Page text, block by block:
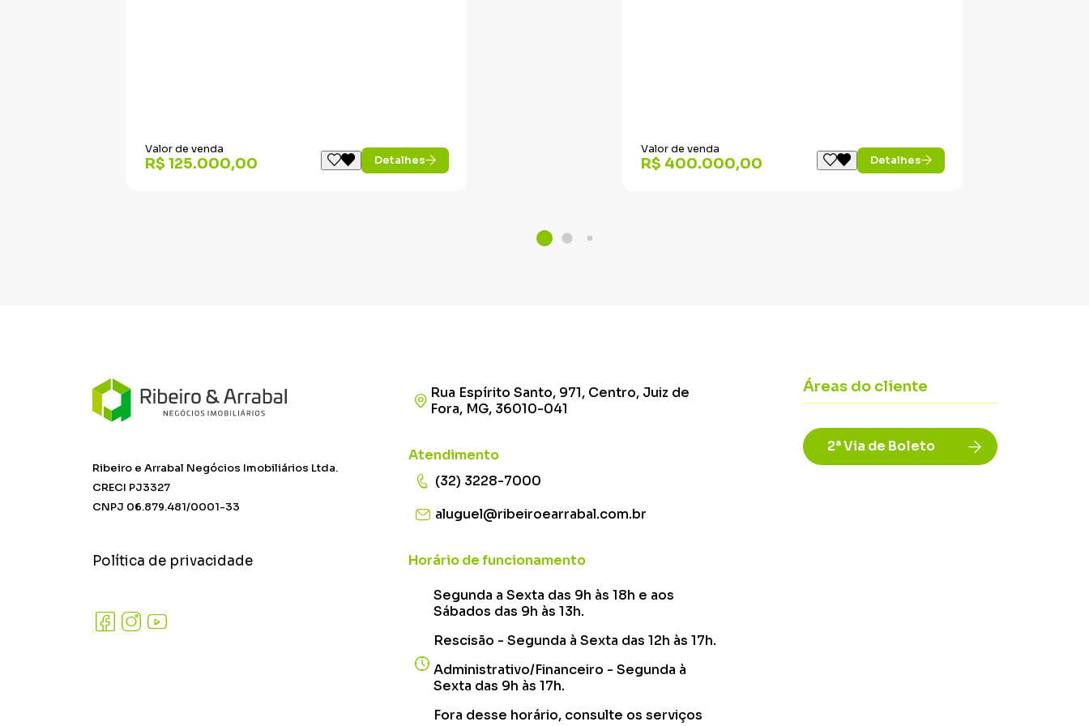
Valor de venda
R$ 125.000,00 Detalhes
Valor de venda
R$ 400.000,00 Detalhes
Ribeiro e Arrabal Negócios Imobiliários Ltda.
CRECI PJ3327
CNPJ 06.879.481/0001-33
Política de privacidade
Rua Espírito Santo, 971, Centro, Juiz de
Fora, MG, 36010-041
Atendimento
(32) 3228-7000
aluguel@ribeiroearrabal.com.br
Horário de funcionamento
Segunda a Sexta das 9h às 18h e aos
Sábados das 9h às 13h.
Rescisão - Segunda à Sexta das 12h às 17h.
Administrativo/Financeiro - Segunda à
Sexta das 9h às 17h.
Fora desse horário, consulte os serviços
Áreas do cliente
2ª Via de Boleto